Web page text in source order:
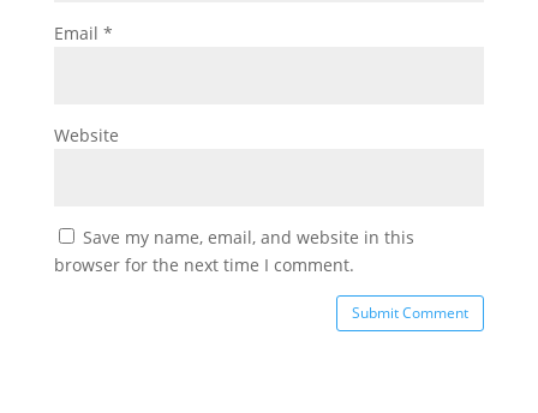
Email *
Website
Save my name, email, and website in this
browser for the next time I comment.